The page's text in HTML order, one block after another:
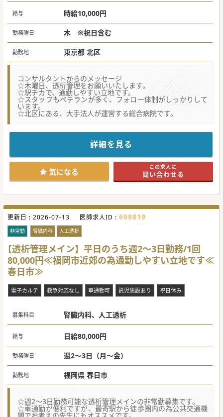
給与 時給10,000円
勤務曜日 木 ※祝日含む
勤務地 東京都 北区
コンサルタントからのメッセージ
☆木曜日、透析管理をお願いいたします。
☆駅チカで、通勤しやすい立地です。
☆スタッフもベテランが多く、フォロー体制がしっかりして
います。
☆北区にある、大手法人が運営する総合病院です。
詳細を見る
気になる この求人に
問い合わせる
更新日 : 2026-07-13 医師求人ID : 699819
非常勤 腎臓内科 人工透析
【透析管理メイン】平日のうち週2～3日勤務/1回
80,000円≪福岡市近郊の為通勤しやすい立地です≪
春日市≫
電子カルテ 救急対応なし 車通勤可 託児施設あり 祝日休み
募集科目 腎臓内科、人工透析
給与 日給80,000円
勤務曜日 週2～3日（月～金）
勤務地 福岡県 春日市
☆週2～3日勤務可能な透析管理メインの非常勤募集です。
☆車通勤が便利ですが、最寄駅から徒歩圏内の為公共交通機